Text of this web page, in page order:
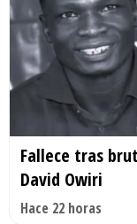
Fallece tras
David Owiri
Hace 22 horas